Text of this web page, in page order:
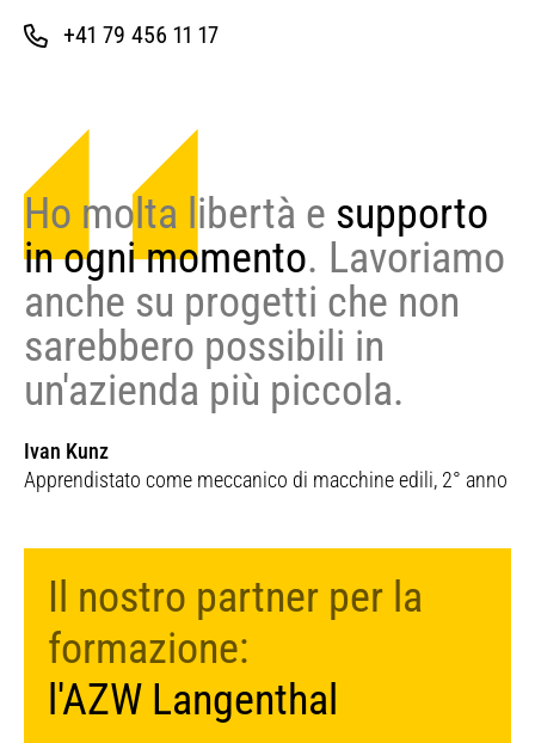
+41 79 456 11 17
Ho molta libertà e supporto
in ogni momento. Lavoriamo
anche su progetti che non
sarebbero possibili in
un'azienda più piccola.
Ivan Kunz
Apprendistato come meccanico di macchine edili, 2° anno
Il nostro partner per la
formazione:
l'AZW Langenthal